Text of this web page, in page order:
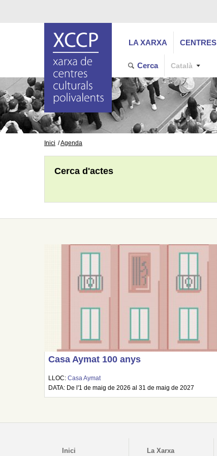
LA XARXA CENTRES
Cerca Català
Inici Agenda
Cerca d'actes
Casa Aymat 100 anys
LLOC:Casa Aymat
DATA: De l'1 de maig de 2026 al 31 de maig de 2027
Inici La Xarxa